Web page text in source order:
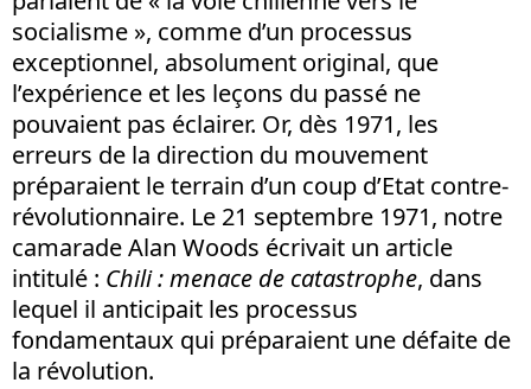
socialisme », comme d’un processus
exceptionnel, absolument original, que
l’expérience et les leçons du passé ne
pouvaient pas éclairer. Or, dès 1971, les
erreurs de la direction du mouvement
préparaient le terrain d’un coup d’Etat contre-
révolutionnaire. Le 21 septembre 1971, notre
camarade Alan Woods écrivait un article
intitulé : Chili : menace de catastrophe, dans
lequel il anticipait les processus
fondamentaux qui préparaient une défaite de
la révolution.